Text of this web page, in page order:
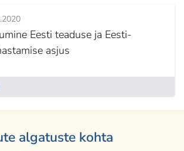
Eesti teaduse ja Eesti-
asjus
algatuste kohta